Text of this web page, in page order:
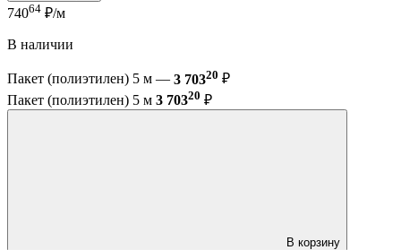
74064 ₽/м
В наличии
Пакет (полиэтилен) 5 м — 3 70320 ₽
Пакет (полиэтилен) 5 м 3 70320 ₽
В корзину